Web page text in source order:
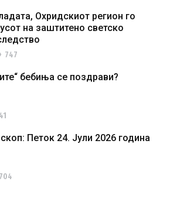
Охридскиот регион го
на заштитено светско
747
бебиња се поздрави?
Петок 24. Јули 2026 година
704